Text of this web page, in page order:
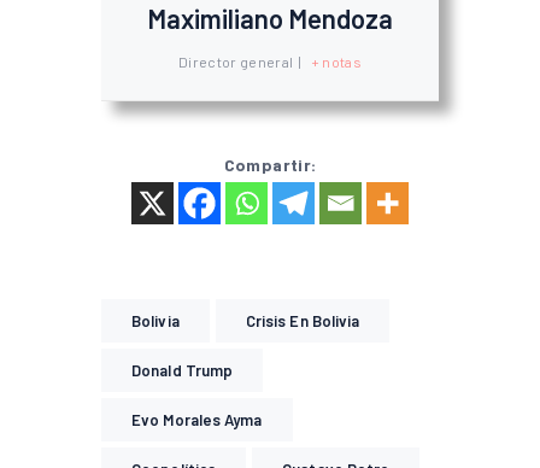
Maximiliano Mendoza
Director general | + notas
Compartir:
Bolivia Crisis En Bolivia
Donald Trump
Evo Morales Ayma